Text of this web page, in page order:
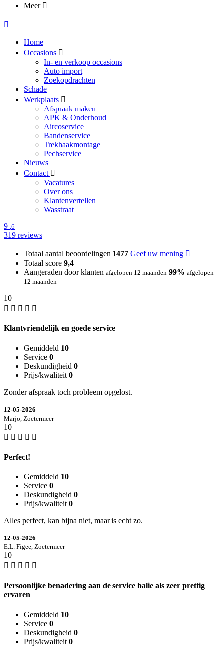
Meer
Home
Occasions
In- en verkoop occasions
Auto import
Zoekopdrachten
Schade
Werkplaats
Afspraak maken
APK & Onderhoud
Aircoservice
Bandenservice
Trekhaakmontage
Pechservice
Nieuws
Contact
Vacatures
Over ons
Klantenvertellen
Wasstraat
9 ,6
319 reviews
Totaal aantal beoordelingen 1477 Geef uw mening
Totaal score 9,4
Aangeraden door klanten afgelopen 12 maanden 99% afgelopen
12 maanden
10
Klantvriendelijk en goede service
Gemiddeld 10
Service 0
Deskundigheid 0
Prijs/kwaliteit 0
Zonder afspraak toch probleem opgelost.
12-05-2026
Marjo, Zoetermeer
10
Perfect!
Gemiddeld 10
Service 0
Deskundigheid 0
Prijs/kwaliteit 0
Alles perfect, kan bijna niet, maar is echt zo.
12-05-2026
E.L. Figee, Zoetermeer
10
Persoonlijke benadering aan de service balie als zeer prettig
ervaren
Gemiddeld 10
Service 0
Deskundigheid 0
Prijs/kwaliteit 0